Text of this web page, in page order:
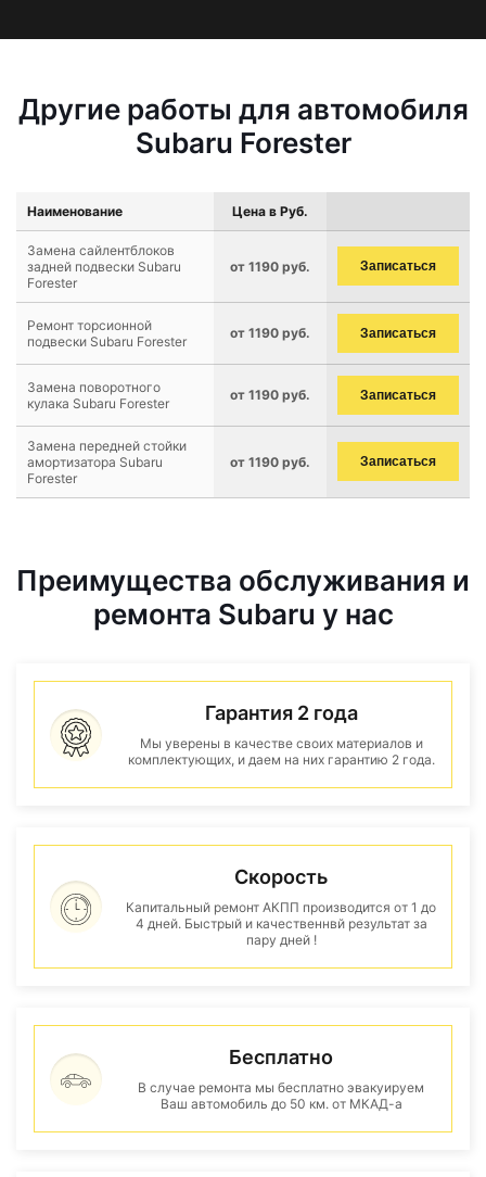
Другие работы для автомобиля
Subaru Forester
Наименование Цена в Руб.
Замена сайлентблоков
задней подвески Subaru
Forester
от 1190 руб. Записаться
Ремонт торсионной
подвески Subaru Forester
от 1190 руб. Записаться
Замена поворотного
кулака Subaru Forester
от 1190 руб. Записаться
Замена передней стойки
амортизатора Subaru
Forester
от 1190 руб. Записаться
Преимущества обслуживания и
ремонта Subaru у нас
Гарантия 2 года
Мы уверены в качестве своих материалов и
комплектующих, и даем на них гарантию 2 года.
Скорость
Капитальный ремонт АКПП производится от 1 до
4 дней. Быстрый и качественнвй результат за
пару дней !
Бесплатно
В случае ремонта мы бесплатно эвакуируем
Ваш автомобиль до 50 км. от МКАД-а